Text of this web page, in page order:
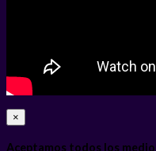
×
Aceptamos todos los